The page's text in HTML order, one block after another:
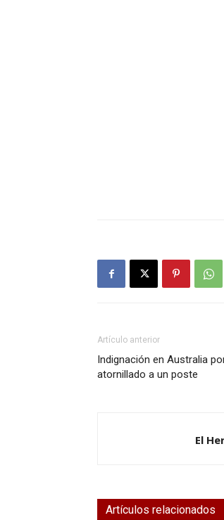
Artículo anterior
Indignación en Australia
atornillado a un poste
El
Artículos relacionados